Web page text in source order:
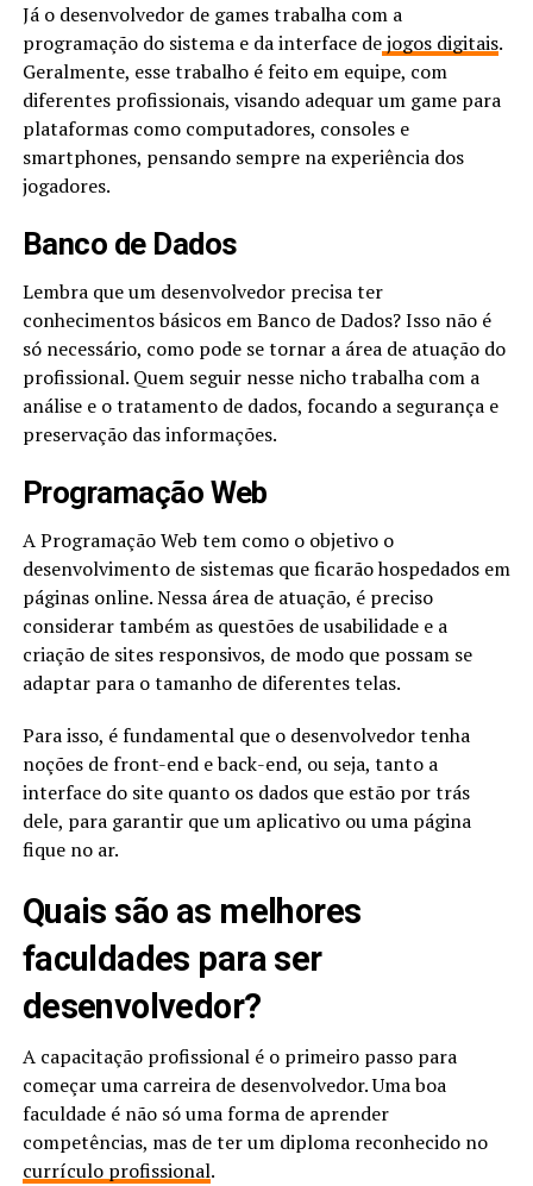
Já o desenvolvedor de games trabalha com a
programação do sistema e da interface dejogos digitais.
Geralmente, esse trabalho é feito em equipe, com
diferentes profissionais, visando adequar um game para
plataformas como computadores, consoles e
smartphones, pensando sempre na experiência dos
jogadores.
Banco de Dados
Lembra que um desenvolvedor precisa ter
conhecimentos básicos em Banco de Dados? Isso não é
só necessário, como pode se tornar a área de atuação do
profissional. Quem seguir nesse nicho trabalha com a
análise e o tratamento de dados, focando a segurança e
preservação das informações.
Programação Web
A Programação Web tem como o objetivo o
desenvolvimento de sistemas que ficarão hospedados em
páginas online. Nessa área de atuação, é preciso
considerar também as questões de usabilidade e a
criação de sites responsivos, de modo que possam se
adaptar para o tamanho de diferentes telas.
Para isso, é fundamental que o desenvolvedor tenha
noções de front-end e back-end, ou seja, tanto a
interface do site quanto os dados que estão por trás
dele, para garantir que um aplicativo ou uma página
fique no ar.
Quais são as melhores
faculdades para ser
desenvolvedor?
A capacitação profissional é o primeiro passo para
começar uma carreira de desenvolvedor. Uma boa
faculdade é não só uma forma de aprender
competências, mas de ter um diploma reconhecido no
currículo profissional.